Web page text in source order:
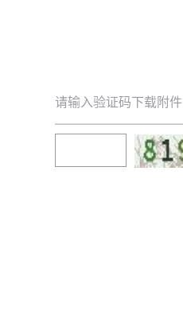
请输入验证码下载附件